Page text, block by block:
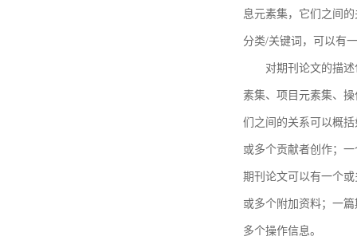
息元素集，它们之间
分类/关键词，可以有
对期刊论文的描
素集、项目元素集、
们之间的关系可以概
或多个贡献者创作；
期刊论文可以有一个
或多个附加资料；一
多个操作信息。